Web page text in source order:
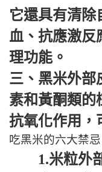
它還具有清除
血、抗應激反
理功能。
三、黑米外部
素和黃酮類的
抗氧化作用，
吃黑米的六大禁忌
1.米粒外部